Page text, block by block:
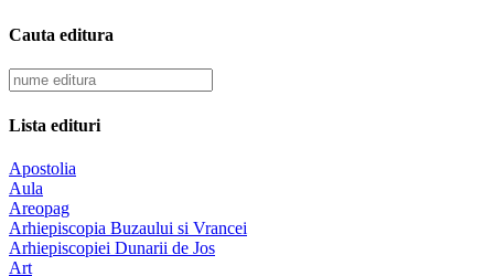
Cauta editura
Lista edituri
Apostolia
Aula
Areopag
Arhiepiscopia Buzaului si Vrancei
Arhiepiscopiei Dunarii de Jos
Art